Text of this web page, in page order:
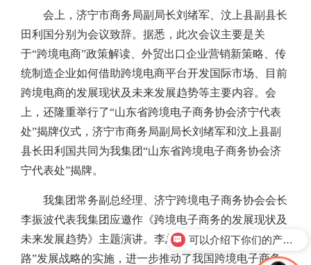
会上，济宁市商务局副局长刘绪军、汶上县副县长
田利国分别为会议致辞。据悉，此次会议主要是关
于“跨境电商”政策解读、外贸出口企业营销新策略、传
统制造企业如何借助跨境电商平台开发国际市场、目前
跨境电商的发展现状及未来发展趋势等主要内容。会
上，还隆重举行了“山东省跨境电子商务协会济宁代表
处”揭牌仪式，济宁市商务局副局长刘绪军和汶上县副
县长田利国共同为我集团“山东省跨境电子商务协会济
宁代表处”揭牌。
我集团常务副总经理、济宁跨境电子商务协会会长
李振波代表我集团应邀作《跨境电子商务的发展现状及
未来发展趋势》主题演讲。李总表示，随着“一带一
路”发展战略的实施，进一步推动了我国跨境电子商务
可以介绍下你们的产品么？